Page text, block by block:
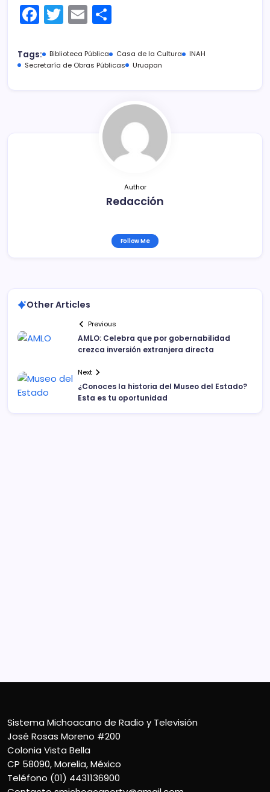
F
a
c
e
T
w
itt
er
E
m
ai
l
m
p
tir
Tags: Biblioteca Pública Casa de la Cultura
INAH
Secretaría de Obras Públicas
Uruapan
Author
Redacción
Follow Me
Other Articles
Previous
AMLO: Celebra que por gobernabilidad
crezca inversión extranjera directa
Next
¿Conoces la historia del Museo del Estado?
Esta es tu oportunidad
Sistema Michoacano de Radio y Televisión
José Rosas Moreno #200
Colonia Vista Bella
CP 58090, Morelia, México
Teléfono (01) 4431136900